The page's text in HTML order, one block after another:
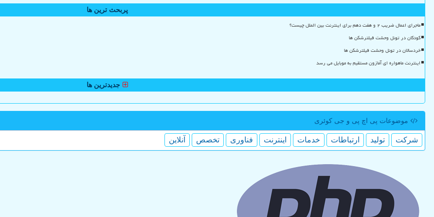
پربحث ترین ها
ماجرای اعمال ضریب ۲ و هفت دهم برای اینترنت بین الملل چیست؟
کودکان در تونل وحشت فیلترشکن ها
خردسالان در تونل وحشت فیلترشکن ها
اینترنت ماهواره ای آمازون مستقیم به موبایل می رسد
جدیدترین ها
موضوعات پی اچ پی و جی كوئری
شركت تولید ارتباطات خدمات اینترنت فناوری تخصص آنلاین